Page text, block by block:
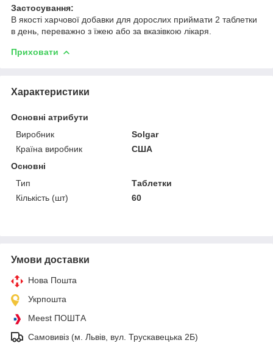
Застосування:
В якості харчової добавки для дорослих приймати 2 таблетки
в день, переважно з їжею або за вказівкою лікаря.
Приховати
Характеристики
Основні атрибути
Виробник
Solgar
Країна виробник
США
Основні
Тип
Таблетки
Кількість (шт)
60
Умови доставки
Нова Пошта
Укрпошта
Meest ПОШТА
Самовивіз (м. Львів, вул. Трускавецька 2Б)